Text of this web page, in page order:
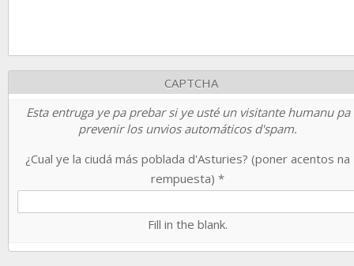
CAPTCHA
Esta entruga ye pa prebar si ye usté un visitante humanu pa
prevenir los unvios automáticos d'spam.
¿Cual ye la ciudá más poblada d'Asturies? (poner acentos na
rempuesta) *
Fill in the blank.